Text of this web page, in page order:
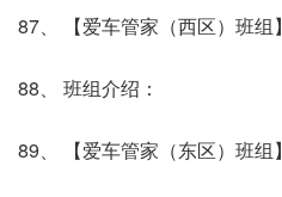
87、 【爱车管家（西区）班组】
88、 班组介绍：
89、 【爱车管家（东区）班组】